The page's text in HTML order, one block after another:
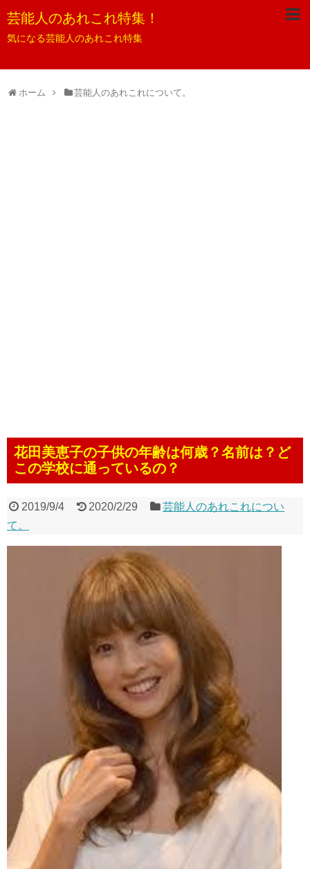
芸能人のあれこれ特集！
気になる芸能人のあれこれ特集
ホーム 芸能人のあれこれについて。
花田美恵子の子供の年齢は何歳？名前は？ど
この学校に通っているの？
2019/9/4 2020/2/29
芸能人のあれこれについ
て。